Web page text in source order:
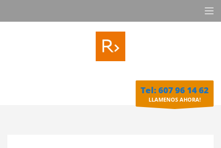
Tel: 607 96 14 62
LLAMENOS AHORA!